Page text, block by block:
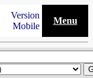
Version
Mobile
Menu